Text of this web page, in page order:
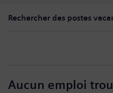
Rechercher des postes
Aucun emploi